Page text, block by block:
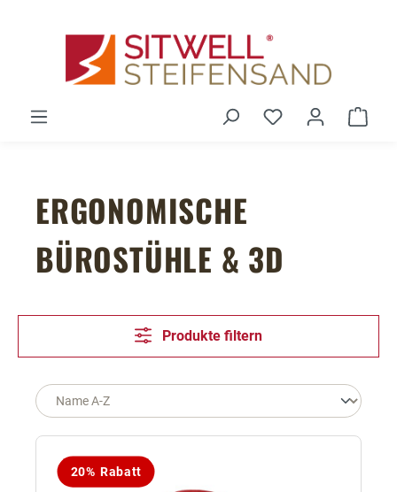
Du hast 0
ERGONOMISCHE
BÜROSTÜHLE & 3D
Produkte filtern
20% Rabatt